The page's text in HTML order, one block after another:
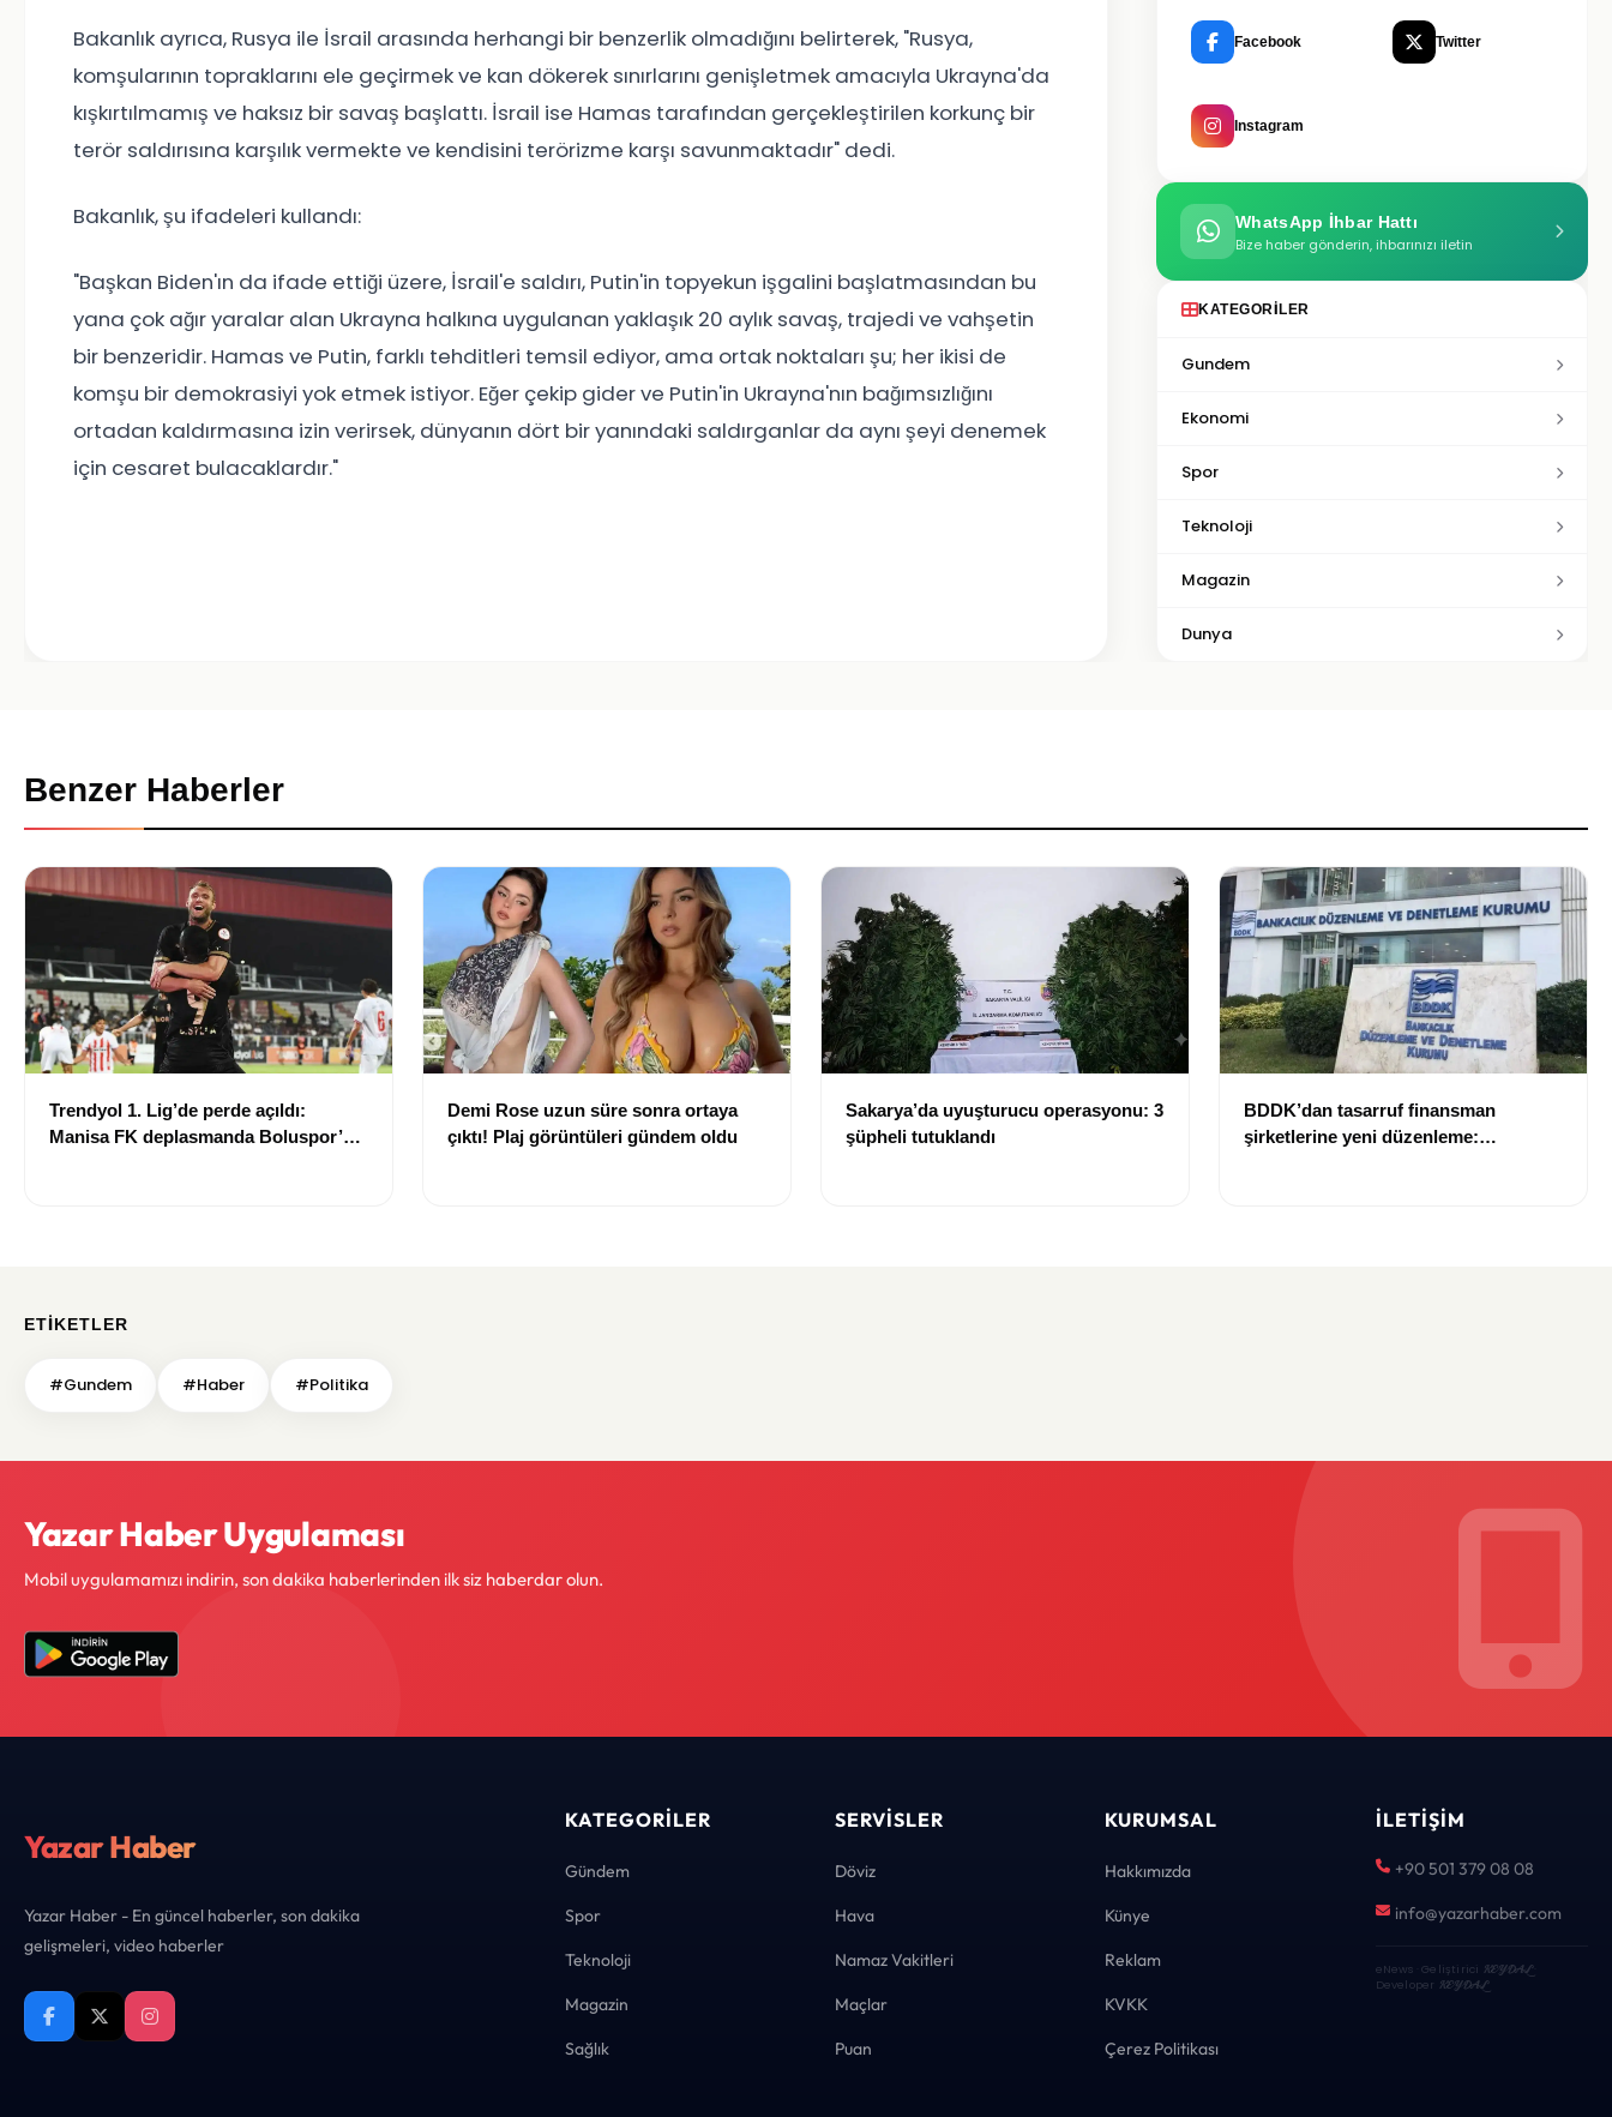
Bakanlık ayrıca, Rusya ile İsrail arasında herhangi bir benzerlik olmadığını belirterek, "Rusya,
komşularının topraklarını ele geçirmek ve kan dökerek sınırlarını genişletmek amacıyla Ukrayna'da
kışkırtılmamış ve haksız bir savaş başlattı. İsrail ise Hamas tarafından gerçekleştirilen korkunç bir
terör saldırısına karşılık vermekte ve kendisini terörizme karşı savunmaktadır" dedi.
Bakanlık, şu ifadeleri kullandı:
"Başkan Biden'ın da ifade ettiği üzere, İsrail'e saldırı, Putin'in topyekun işgalini başlatmasından bu
yana çok ağır yaralar alan Ukrayna halkına uygulanan yaklaşık 20 aylık savaş, trajedi ve vahşetin
bir benzeridir. Hamas ve Putin, farklı tehditleri temsil ediyor, ama ortak noktaları şu; her ikisi de
komşu bir demokrasiyi yok etmek istiyor. Eğer çekip gider ve Putin'in Ukrayna'nın bağımsızlığını
ortadan kaldırmasına izin verirsek, dünyanın dört bir yanındaki saldırganlar da aynı şeyi denemek
için cesaret bulacaklardır."
Facebook Twitter
Instagram
WhatsApp İhbar Hattı
Bize haber gönderin, ihbarınızı iletin
KATEGORILER
Gundem
Ekonomi
Spor
Teknoloji
Magazin
Dunya
Benzer Haberler
Trendyol 1. Lig’de perde açıldı:
Manisa FK deplasmanda Boluspor’u
Demi Rose uzun süre sonra ortaya
çıktı! Plaj görüntüleri gündem oldu
Sakarya’da uyuşturucu operasyonu: 3
şüpheli tutuklandı
BDDK’dan tasarruf finansman
şirketlerine yeni düzenleme:
ETIKETLER
#Gundem #Haber #Politika
Yazar Haber Uygulaması
Mobil uygulamamızı indirin, son dakika haberlerinden ilk siz haberdar olun.
Yazar Haber
Yazar Haber - En güncel haberler, son dakika
gelişmeleri, video haberler
KATEGORILER
Gündem
Spor
Teknoloji
Magazin
Sağlık
SERVISLER
Döviz
Hava
Namaz Vakitleri
Maçlar
Puan
KURUMSAL
Hakkımızda
Künye
Reklam
KVKK
Çerez Politikası
İLETIŞIM
+90 501 379 08 08
info@yazarhaber.com
eNews · Geliştirici KEYDAL·
Developer KEYDAL